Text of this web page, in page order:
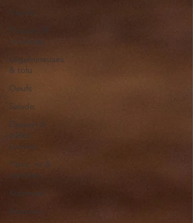
Viande
Poissons &
crustacés
Légumineuses
& tofu
Oeufs
Salade
Dessert &
pâtes
sucrées
Pâtes, riz &
céréales
Kidsmeal
Boissons